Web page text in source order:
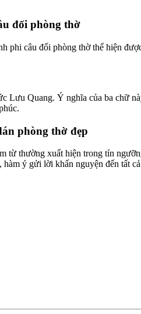
đối phòng thờ
phi câu đối phòng thờ thể hiện
Lưu Quang. Ý nghĩa của ba chữ
phòng thờ đẹp
từ thường xuất hiện trong tín
ý gửi lời khấn nguyện đến tất